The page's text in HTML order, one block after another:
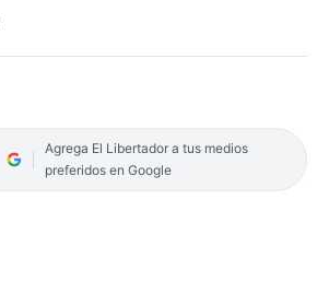
Agrega El Libertador a tus medios
preferidos en Google